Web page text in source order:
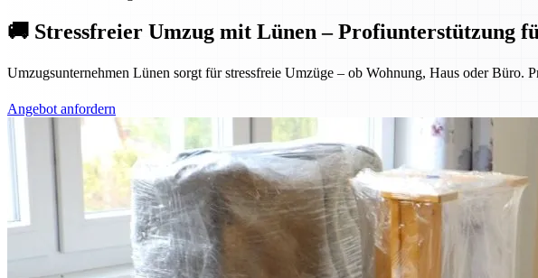
🚚 Stressfreier Umzug mit Lünen – Profiunterstützung
Umzugsunternehmen Lünen sorgt für stressfreie Umzüge – ob Wohnung, Haus oder
Angebot anfordern